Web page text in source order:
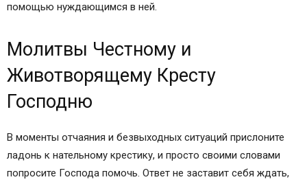
помощью нуждающимся в ней.
Молитвы Честному и
Животворящему Кресту
Господню
В моменты отчаяния и безвыходных ситуаций прислоните
ладонь к нательному крестику, и просто своими словами
попросите Господа помочь. Ответ не заставит себя ждать,